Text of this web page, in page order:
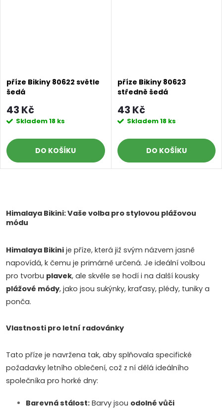
příze Bikiny 80622 světle
šedá
43 Kč
Skladem18 ks
DO KOŠÍKU
příze Bikiny 80623
středně šedá
43 Kč
Skladem18 ks
DO KOŠÍKU
v
á
d
a
í
p
r
Himalaya Bikini: Vaše volba pro stylovou plážovou
módu
Himalaya Bikini je příze, která již svým názvem jasně
napovídá, k čemu je primárně určená. Je ideální volbou
pro tvorbu plavek, ale skvěle se hodí i na další kousky
plážové módy, jako jsou sukýnky, kraťasy, plédy, tuniky a
ponča.
Vlastnosti pro letní radovánky
Tato příze je navržena tak, aby splňovala specifické
požadavky letního oblečení, což z ní dělá ideálního
společníka pro horké dny:
Barevná stálost: Barvy jsou odolné vůči
Doprava a platby Blog a návody